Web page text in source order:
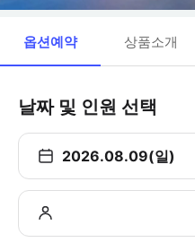
옵션예약 상품소개
날짜 및 인원 선택
2026.08.09(일)